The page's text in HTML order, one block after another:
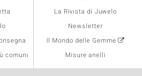
comuni
La Rivista di Juwelo
Newsletter
Il Mondo delle Gemme
Misure anelli